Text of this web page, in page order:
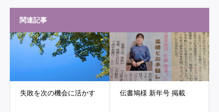
関連記事
失敗を次の機会に活かす 伝書鳩様 新年号 掲載